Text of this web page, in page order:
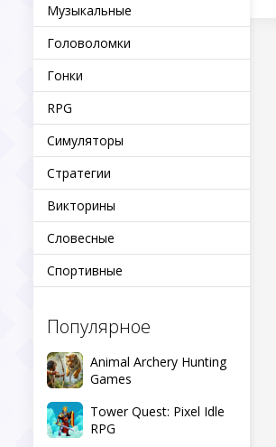
Музыкальные
Головоломки
Гонки
RPG
Симуляторы
Стратегии
Викторины
Словесные
Спортивные
Популярное
Animal Archery Hunting
Games
Tower Quest: Pixel Idle
RPG